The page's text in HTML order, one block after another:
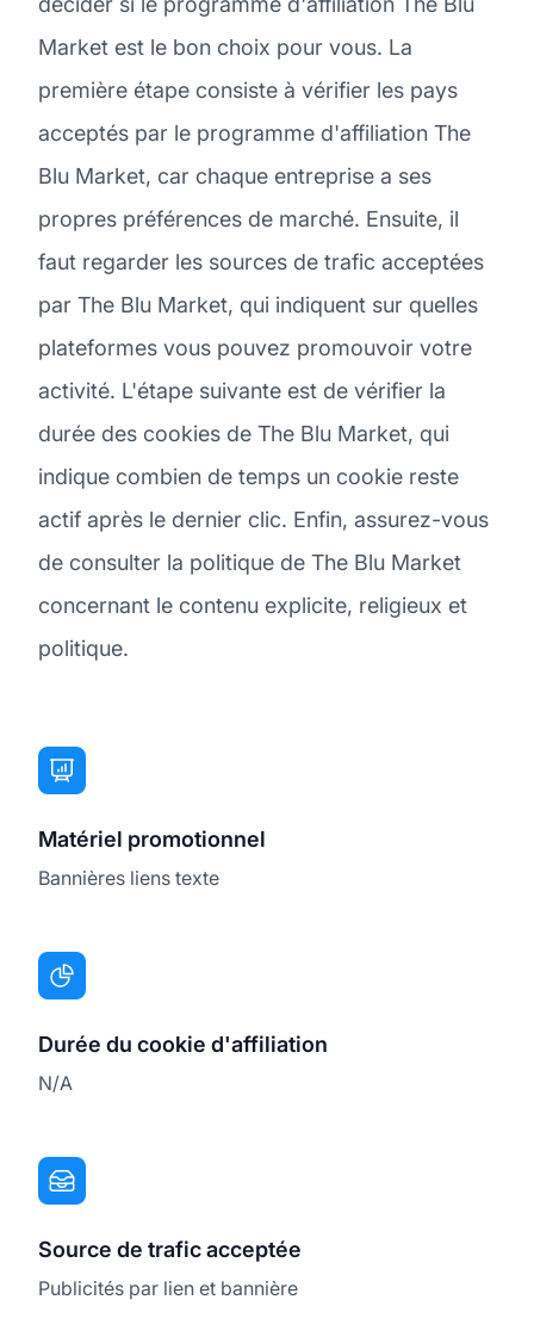
Market est le bon choix pour vous. La
première étape consiste à vérifier les pays
acceptés par le programme d'affiliation The
Blu Market, car chaque entreprise a ses
propres préférences de marché. Ensuite, il
faut regarder les sources de trafic acceptées
par The Blu Market, qui indiquent sur quelles
plateformes vous pouvez promouvoir votre
activité. L'étape suivante est de vérifier la
durée des cookies de The Blu Market, qui
indique combien de temps un cookie reste
actif après le dernier clic. Enfin, assurez-vous
de consulter la politique de The Blu Market
concernant le contenu explicite, religieux et
politique.
Matériel promotionnel
Bannières liens texte
Durée du cookie d'affiliation
N/A
Source de trafic acceptée
Publicités par lien et bannière